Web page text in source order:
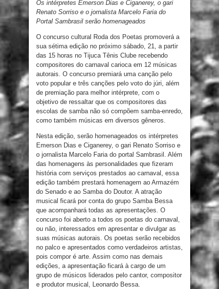
Os intérpretes Emerson Dias e Ciganerey, o gari
Renato Sorriso e o jornalista Marcelo Faria do
Portal Sambrasil serão homenageados
O concurso cultural Roda dos Poetas promoverá a
sua sétima edição no próximo sábado, 21, a partir
das 15 horas no Tijuca Tênis Clube recebendo
compositores do carnaval carioca em 12 músicas
autorais. O concurso premiará uma canção pelo
voto popular e três canções pelo voto do júri, além
de premiação para melhor intérprete, com o
objetivo de ressaltar que os compositores das
escolas de samba não só compõem samba-enredo,
como também músicas em diversos gêneros.
Nesta edição, serão homenageados os intérpretes
Emerson Dias e Ciganerey, o gari Renato Sorriso e
o jornalista Marcelo Faria do portal Sambrasil. Além
das homenagens às personalidades que fizeram
história com serviços prestados ao carnaval, essa
edição também prestará homenagem ao Armazém
do Senado e ao Samba do Doutor. A atração
musical ficará por conta do grupo Samba Bessa
que acompanhará todas as apresentações. O
concurso foi aberto a todos os poetas do carnaval,
ou não, interessados em apresentar e divulgar as
suas músicas autorais. Os poetas serão recebidos
no palco e apresentados como verdadeiros artistas,
pois compor é arte. Assim como nas demais
edições, a apresentação ficará à cargo de um
grupo de músicos liderados pelo cantor, compositor
e produtor musical, Leonardo Bessa.